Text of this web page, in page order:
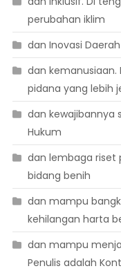
perubahan iklim
dan Inovasi
dan kemanusiaan.
pidana yang lebih
dan kewajibannya
Hukum
dan lembaga riset
bidang benih
dan mampu
kehilangan harta
dan mampu
Penulis adalah